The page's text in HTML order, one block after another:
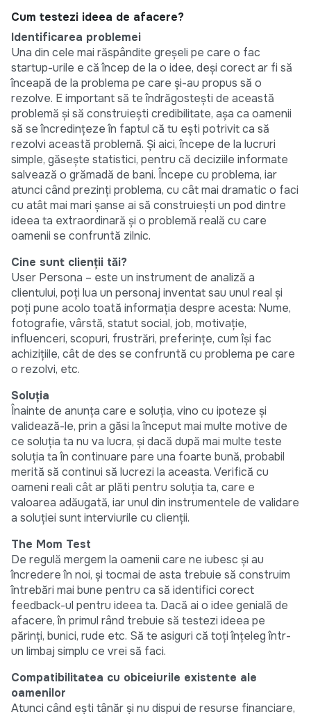
Cum testezi ideea de afacere?
Identificarea problemei
Una din cele mai răspândite greșeli pe care o fac
startup-urile e că încep de la o idee, deși corect ar fi să
înceapă de la problema pe care și-au propus să o
rezolve. E important să te îndrăgostești de această
problemă și să construiești credibilitate, așa ca oamenii
să se încredințeze în faptul că tu ești potrivit ca să
rezolvi această problemă. Și aici, începe de la lucruri
simple, găsește statistici, pentru că deciziile informate
salvează o grămadă de bani. Începe cu problema, iar
atunci când prezinți problema, cu cât mai dramatic o faci
cu atât mai mari șanse ai să construiești un pod dintre
ideea ta extraordinară și o problemă reală cu care
oamenii se confruntă zilnic.
Cine sunt clienții tăi?
User Persona – este un instrument de analiză a
clientului, poți lua un personaj inventat sau unul real și
poți pune acolo toată informația despre acesta: Nume,
fotografie, vârstă, statut social, job, motivație,
influenceri, scopuri, frustrări, preferințe, cum își fac
achizițiile, cât de des se confruntă cu problema pe care
o rezolvi, etc.
Soluția
Înainte de anunța care e soluția, vino cu ipoteze și
validează-le, prin a găsi la început mai multe motive de
ce soluția ta nu va lucra, și dacă după mai multe teste
soluția ta în continuare pare una foarte bună, probabil
merită să continui să lucrezi la aceasta. Verifică cu
oameni reali cât ar plăti pentru soluția ta, care e
valoarea adăugată, iar unul din instrumentele de validare
a soluției sunt interviurile cu clienții.
The Mom Test
De regulă mergem la oamenii care ne iubesc și au
încredere în noi, și tocmai de asta trebuie să construim
întrebări mai bune pentru ca să identifici corect
feedback-ul pentru ideea ta. Dacă ai o idee genială de
afacere, în primul rând trebuie să testezi ideea pe
părinți, bunici, rude etc. Să te asiguri că toți înțeleg într-
un limbaj simplu ce vrei să faci.
Compatibilitatea cu obiceiurile existente ale
oamenilor
Atunci când ești tânăr și nu dispui de resurse financiare,